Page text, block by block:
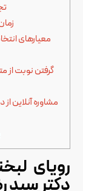
معیارهای
گرفتن نوبت از
مشاوره آنلاین
رویای
دکتر سید